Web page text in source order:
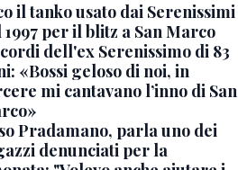
il tanko usato dai Serenissimi
1997 per il blitz a San Marco
dell'ex Serenissimo di 83
«Bossi geloso di noi, in
mi cantavano l’inno di San
Pradamano, parla uno dei
denunciati per la